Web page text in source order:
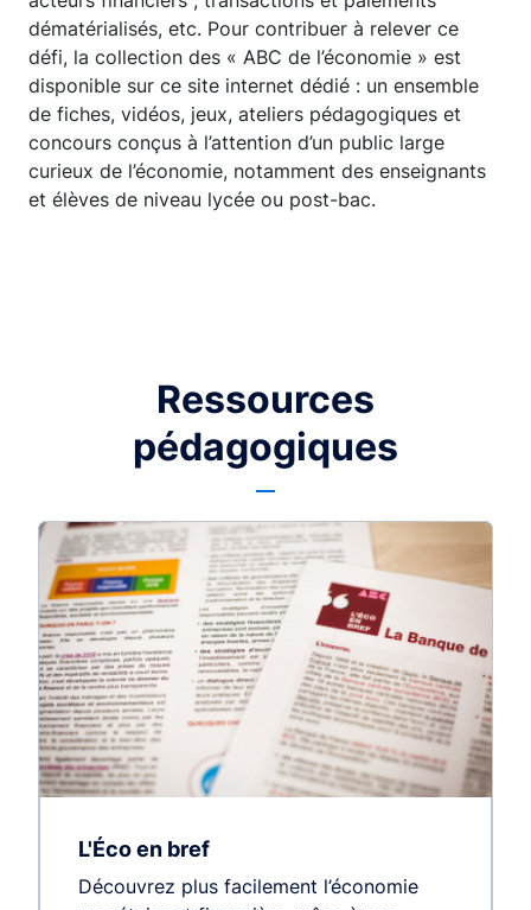
dématérialisés, etc. Pour contribuer à relever ce
défi, la collection des « ABC de l’économie » est
disponible sur ce site internet dédié : un ensemble
de fiches, vidéos, jeux, ateliers pédagogiques et
concours conçus à l’attention d’un public large
curieux de l’économie, notamment des enseignants
et élèves de niveau lycée ou post-bac.
Ressources
pédagogiques
L'Éco en bref
Découvrez plus facilement l’économie